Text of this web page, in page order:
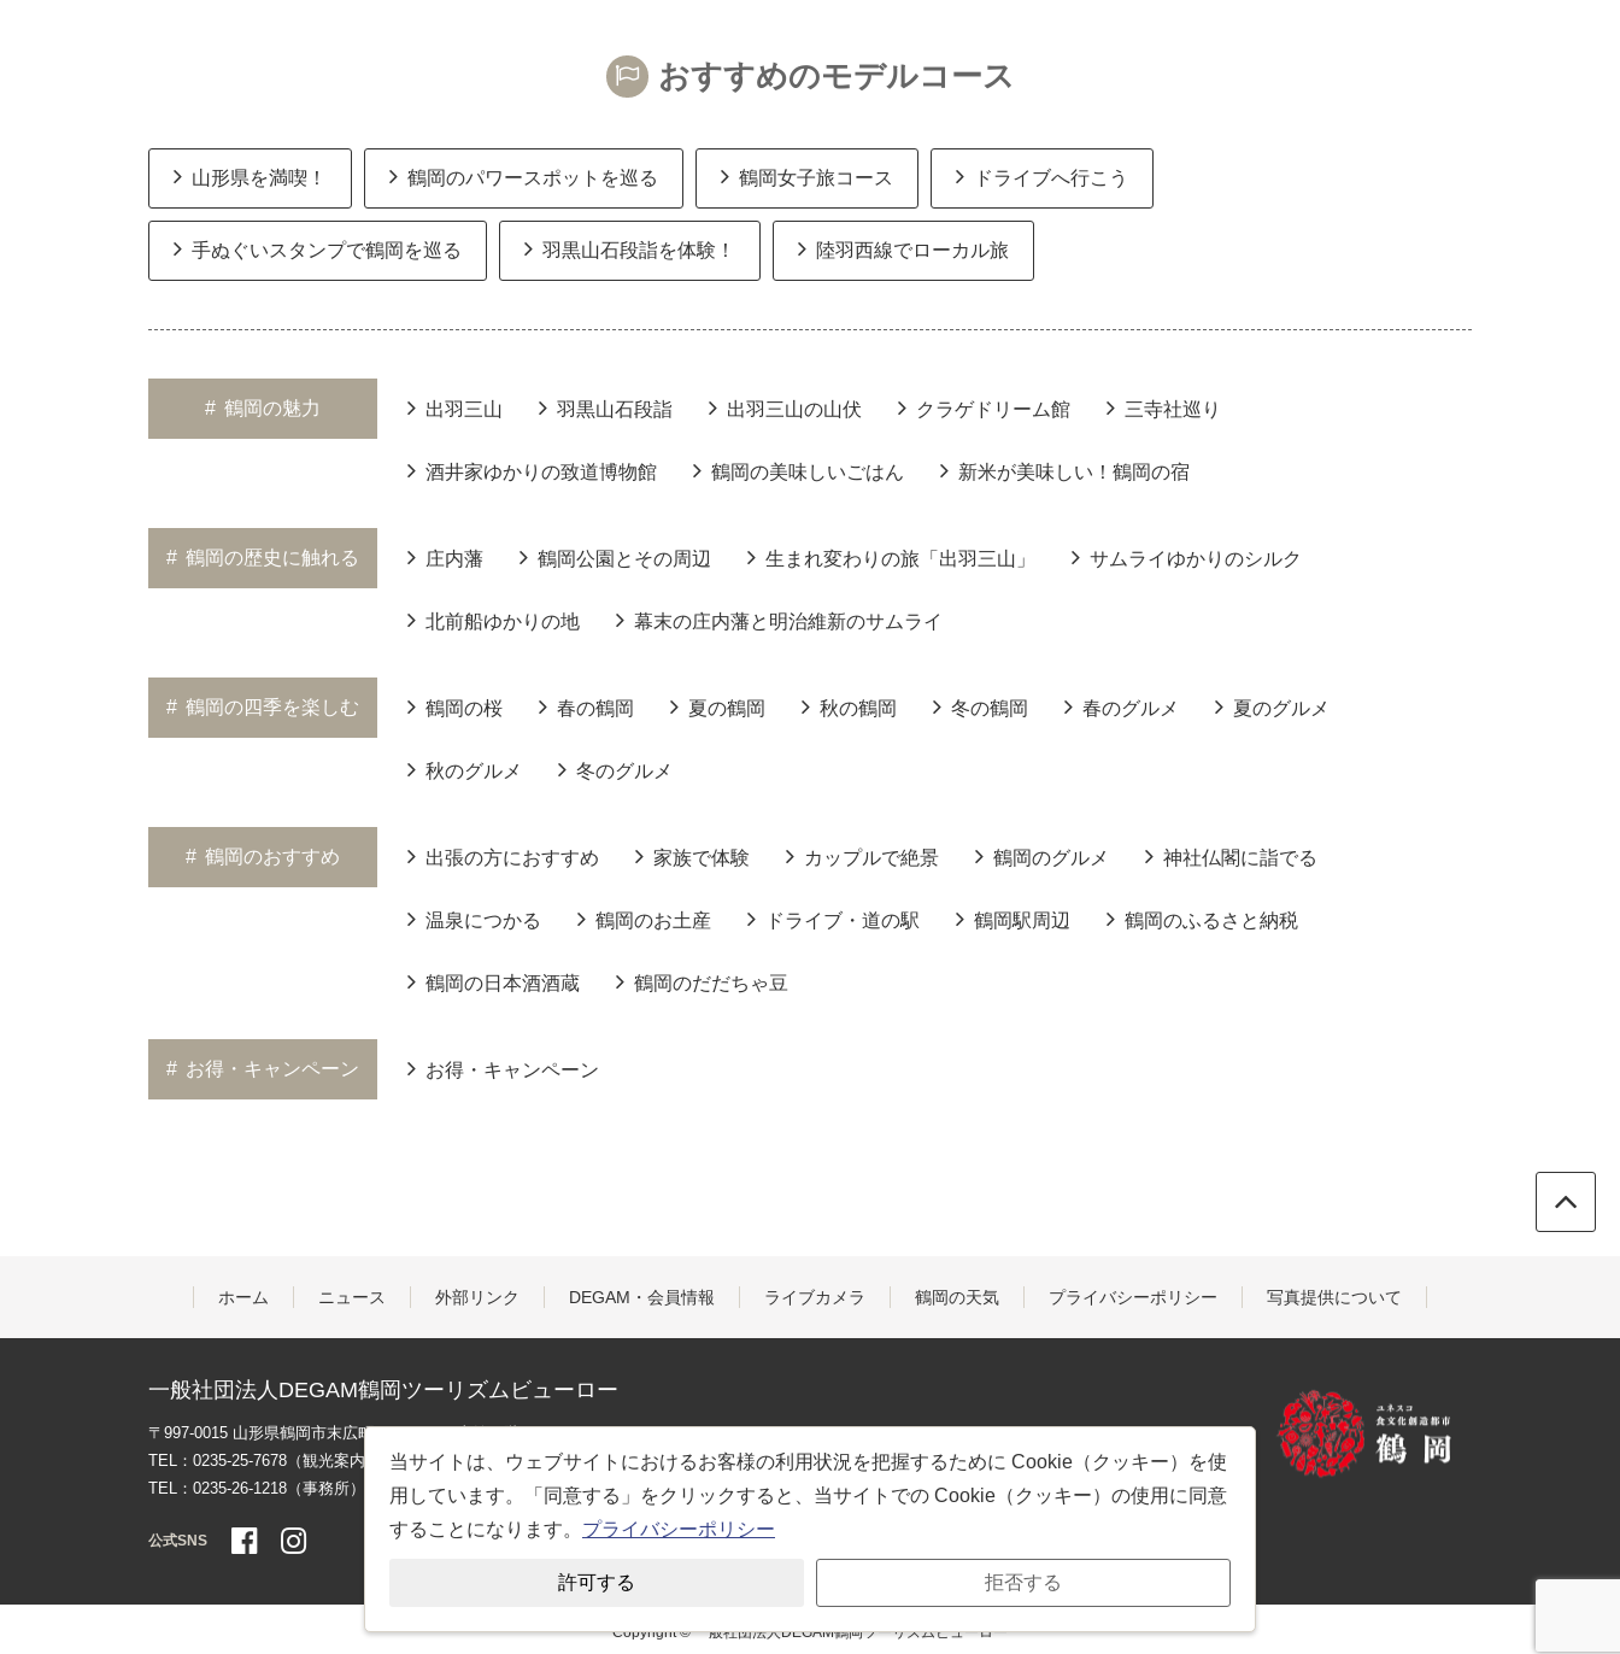
おすすめのモデルコース
山形県を満喫！ 鶴岡のパワースポットを巡る 鶴岡女子旅コース ドライブへ行こう
手ぬぐいスタンプで鶴岡を巡る 羽黒山石段詣を体験！ 陸羽西線でローカル旅
# 鶴岡の魅力 出羽三山 羽黒山石段詣 出羽三山の山伏 クラゲドリーム館 三寺社巡り
酒井家ゆかりの致道博物館 鶴岡の美味しいごはん 新米が美味しい！鶴岡の宿
# 鶴岡の歴史に触れる 庄内藩 鶴岡公園とその周辺 生まれ変わりの旅「出羽三山」 サムライゆかりのシルク
北前船ゆかりの地 幕末の庄内藩と明治維新のサムライ
# 鶴岡の四季を楽しむ 鶴岡の桜 春の鶴岡 夏の鶴岡 秋の鶴岡 冬の鶴岡 春のグルメ 夏のグルメ
秋のグルメ 冬のグルメ
# 鶴岡のおすすめ 出張の方におすすめ 家族で体験 カップルで絶景 鶴岡のグルメ 神社仏閣に詣でる
温泉につかる 鶴岡のお土産 ドライブ・道の駅 鶴岡駅周辺 鶴岡のふるさと納税
鶴岡の日本酒酒蔵 鶴岡のだだちゃ豆
# お得・キャンペーン お得・キャンペーン
ホーム ニュース 外部リンク DEGAM・会員情報 ライブカメラ 鶴岡の天気 プライバシーポリシー 写真提供について
一般社団法人DEGAM鶴岡ツーリズムビューロー
〒997-0015 山形県鶴岡市末広町３-１マリカ東館２階
TEL：0235-25-7678（観光案内）
TEL：0235-26-1218（事務所）
公式SNS
Copyright © 一般社団法人DEGAM鶴岡ツーリズムビューロー
当サイトは、ウェブサイトにおけるお客様の利用状況を把握するために Cookie（クッキー）を使
用しています。「同意する」をクリックすると、当サイトでの Cookie（クッキー）の使用に同意
することになります。 プライバシーポリシー
許可する 拒否する